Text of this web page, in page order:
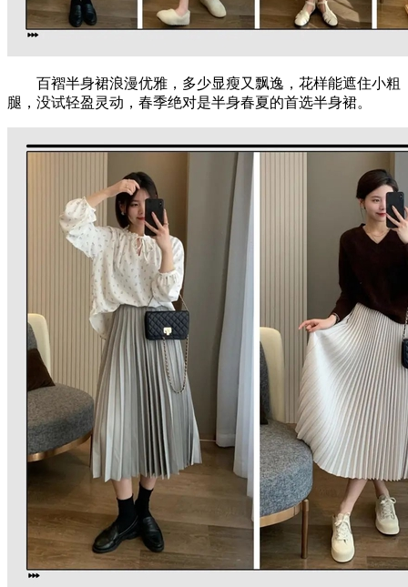
百褶半身裙浪漫优雅，多少显瘦又飘逸，花样能遮住小粗
腿，没试轻盈灵动，春季绝对是半身春夏的首选半身裙。